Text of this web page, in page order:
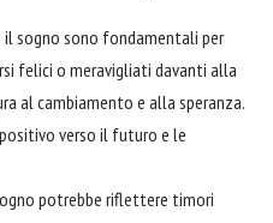
il sogno sono fondamentali per
felici o meravigliati davanti alla
al cambiamento e alla speranza.
verso il futuro e le
potrebbe riflettere timori